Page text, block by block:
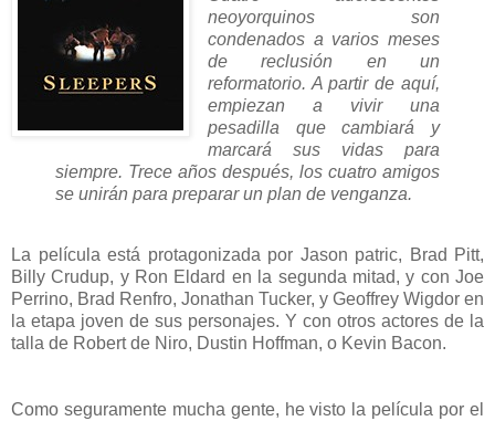
neoyorquinos son
condenados a varios meses
de reclusión en un
reformatorio. A partir de aquí,
empiezan a vivir una
pesadilla que cambiará y
marcará sus vidas para
siempre. Trece años después, los cuatro amigos
se unirán para preparar un plan de venganza.
La película está protagonizada por Jason patric, Brad Pitt,
Billy Crudup, y Ron Eldard en la segunda mitad, y con Joe
Perrino, Brad Renfro, Jonathan Tucker, y Geoffrey Wigdor en
la etapa joven de sus personajes. Y con otros actores de la
talla de Robert de Niro, Dustin Hoffman, o Kevin Bacon.
Como seguramente mucha gente, he visto la película por el